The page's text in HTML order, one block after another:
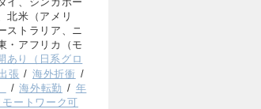
北米（アメリ
ストラリア、ニ
・アフリカ（モ
あり（日系グロ
張
海外折衝
海外転勤
年
モートワーク可